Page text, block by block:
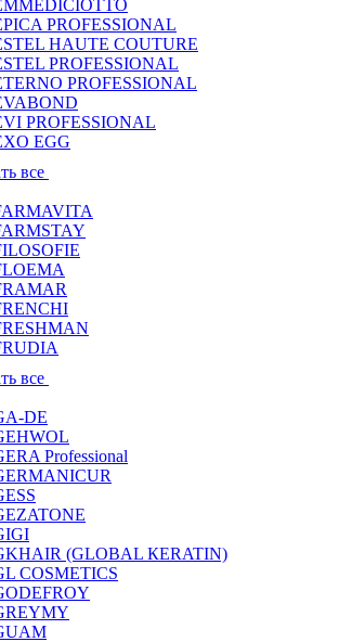
PROFESSIONAL
HAUTE COUTURE
PROFESSIONAL
PROFESSIONAL
PROFESSIONAL
EGG
все
все
DE
Professional
(GLOBAL КЕRATIN)
COSMETICS